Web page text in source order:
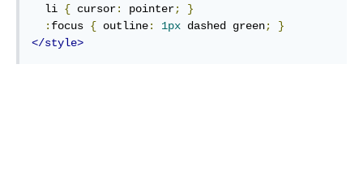
  li
{ cursor: pointer;
}
: focus { outline: 1px dashed green;
}
</style>